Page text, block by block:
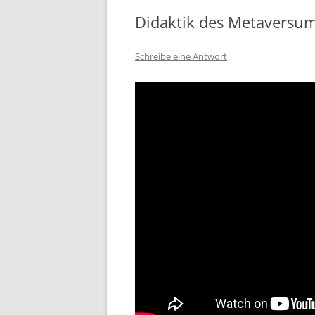
Didaktik des
Schreibe eine Antwort